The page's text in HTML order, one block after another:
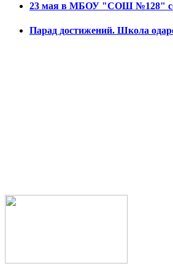
23 мая в МБОУ "СОШ №128"
Парад достижений. Школа